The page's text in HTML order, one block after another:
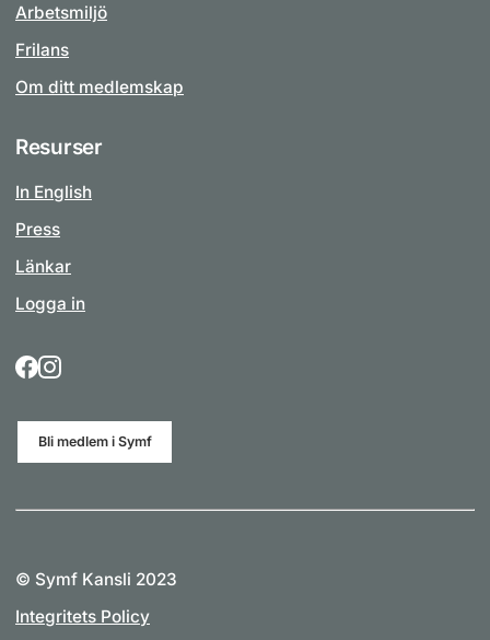
Arbetsmiljö
Frilans
Om ditt medlemskap
Resurser
In English
Press
Länkar
Logga in
Bli medlem i Symf
© Symf Kansli 2023
Integritets Policy